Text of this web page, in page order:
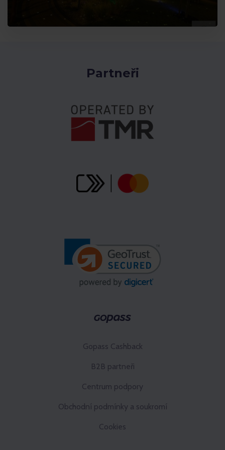
Partneři
Gopass Cashback
B2B partneři
Centrum podpory
Obchodní podmínky a soukromí
Cookies